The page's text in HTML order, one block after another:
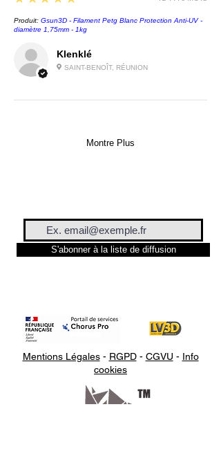
Klenklé
SAINT-BENOÎT, RÉUNION
Produit: Gsun3D - Filament Petg Blanc Protection Anti-UV -
diamètre 1,75mm - 1kg
Montre Plus
S'abonner à la liste de diffusion
Mentions Légales- RGPD- CGVU - Info
cookies